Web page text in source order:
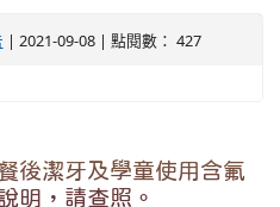
| 2021-09-08 | 點閱數： 427
後潔牙及學童使用含氟
明，請查照。